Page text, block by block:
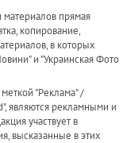
прямая
копирование,
в которых
и "Украинская Фото
"Реклама" /
являются рекламными и
участвует в
высказанные в этих